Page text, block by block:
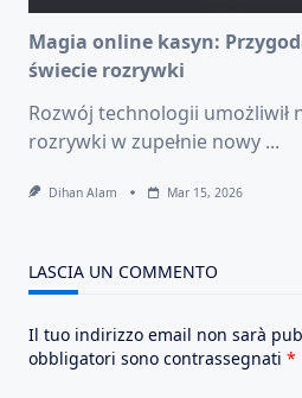
Magia online kasyn:
świecie rozrywki
Rozwój technologii umożliwił
rozrywki w zupełnie nowy ...
Dihan Alam Mar 15, 2026
LASCIA UN COMMENTO
Il tuo indirizzo email non sarà
obbligatori sono contrassegnati *